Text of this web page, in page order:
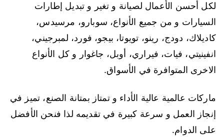
لكل أحسن الأعمال لصيانة و تغير و تبديل إطارات
السيارات و من جميع الأنواع، سوبارو، مرسيدس،
كاديلاك، دودج، رينو، تويوتا، بيجو، فورد، لمبرجيني،
انفينيتي، فيات، فيراري، أوبل، جاغوار و كل الأنواع
الاخرى المتوافرة في الأسواق.
ماركات عالمية عالية الأداء و تمتاز بمتانة الصنع، تميز في
إنجاز العمل و سرعة كبيرة في تقديمه لذا فنحن الأفضل
على الدوام.